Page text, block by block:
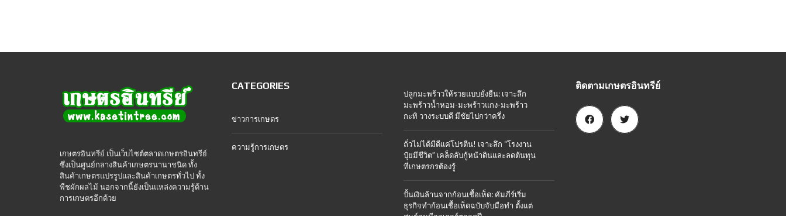
เกษตรอินทรีย์ เป็นเว็บไซต์ตลาดเกษตรอินทรีย์
ซึ่งเป็นศูนย์กลางสินค้าเกษตรนานาชนิด ทั้ง
สินค้าเกษตรแปรรูปและสินค้าเกษตรทั่วไป ทั้ง
พืชผักผลไม้ นอกจากนี้ยังเป็นแหล่งความรู้ด้าน
การเกษตรอีกด้วย
CATEGORIES
ข่าวการเกษตร
ความรู้การเกษตร
ปลูกมะพร้าวให้รวยแบบยั่งยืน: เจาะลึก
มะพร้าวน้ำหอม-มะพร้าวแกง-มะพร้าว
กะทิ วางระบบดี มีชัยไปกว่าครึ่ง
ถั่วไม่ได้มีดีแค่โปรตีน! เจาะลึก “โรงงาน
ปุ๋ยมีชีวิต” เคล็ดลับกู้หน้าดินและลดต้นทุน
ที่เกษตรกรต้องรู้
ปั้นเงินล้านจากก้อนเชื้อเห็ด: คัมภีร์เริ่ม
ธุรกิจทำก้อนเชื้อเห็ดฉบับจับมือทำ ตั้งแต่
ติดตามเกษตรอินทรีย์